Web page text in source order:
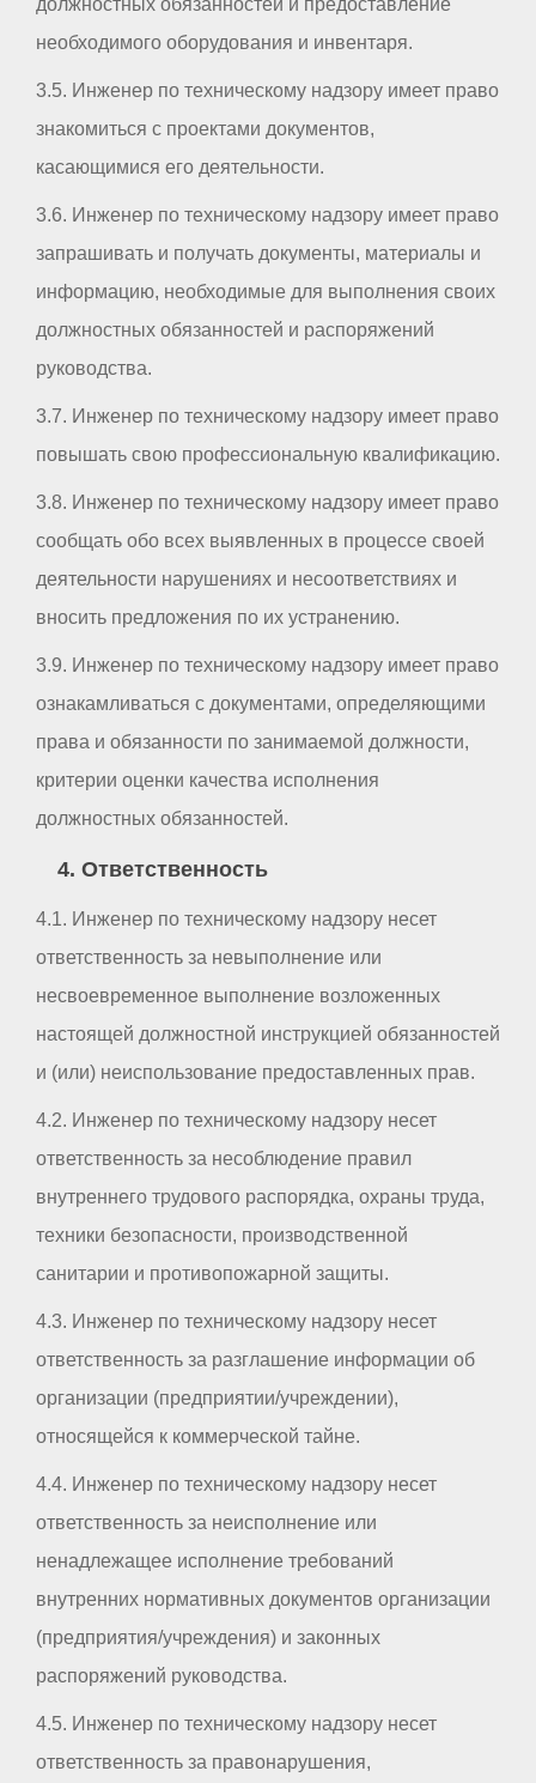
должностных обязанностей и предоставление
необходимого оборудования и инвентаря.
3.5. Инженер по техническому надзору имеет право
знакомиться с проектами документов,
касающимися его деятельности.
3.6. Инженер по техническому надзору имеет право
запрашивать и получать документы, материалы и
информацию, необходимые для выполнения своих
должностных обязанностей и распоряжений
руководства.
3.7. Инженер по техническому надзору имеет право
повышать свою профессиональную квалификацию.
3.8. Инженер по техническому надзору имеет право
сообщать обо всех выявленных в процессе своей
деятельности нарушениях и несоответствиях и
вносить предложения по их устранению.
3.9. Инженер по техническому надзору имеет право
ознакамливаться с документами, определяющими
права и обязанности по занимаемой должности,
критерии оценки качества исполнения
должностных обязанностей.
4. Ответственность
4.1. Инженер по техническому надзору несет
ответственность за невыполнение или
несвоевременное выполнение возложенных
настоящей должностной инструкцией обязанностей
и (или) неиспользование предоставленных прав.
4.2. Инженер по техническому надзору несет
ответственность за несоблюдение правил
внутреннего трудового распорядка, охраны труда,
техники безопасности, производственной
санитарии и противопожарной защиты.
4.3. Инженер по техническому надзору несет
ответственность за разглашение информации об
организации (предприятии/учреждении),
относящейся к коммерческой тайне.
4.4. Инженер по техническому надзору несет
ответственность за неисполнение или
ненадлежащее исполнение требований
внутренних нормативных документов организации
(предприятия/учреждения) и законных
распоряжений руководства.
4.5. Инженер по техническому надзору несет
ответственность за правонарушения,